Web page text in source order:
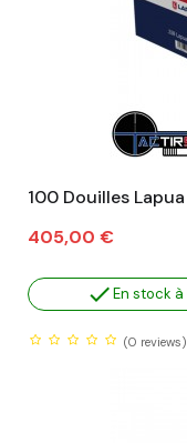
100 Douilles
Prix
405,00 €
En stock
(0 reviews)